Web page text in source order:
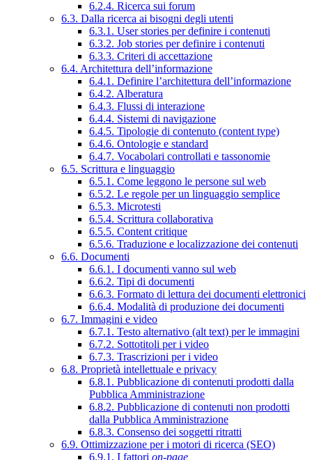
6.2.4. Ricerca sui forum
6.3. Dalla ricerca ai bisogni degli utenti
6.3.1. User stories per definire i contenuti
6.3.2. Job stories per definire i contenuti
6.3.3. Criteri di accettazione
6.4. Architettura dell’informazione
6.4.1. Definire l’architettura dell’informazione
6.4.2. Alberatura
6.4.3. Flussi di interazione
6.4.4. Sistemi di navigazione
6.4.5. Tipologie di contenuto (content type)
6.4.6. Ontologie e standard
6.4.7. Vocabolari controllati e tassonomie
6.5. Scrittura e linguaggio
6.5.1. Come leggono le persone sul web
6.5.2. Le regole per un linguaggio semplice
6.5.3. Microtesti
6.5.4. Scrittura collaborativa
6.5.5. Content critique
6.5.6. Traduzione e localizzazione dei contenuti
6.6. Documenti
6.6.1. I documenti vanno sul web
6.6.2. Tipi di documenti
6.6.3. Formato di lettura dei documenti elettronici
6.6.4. Modalità di produzione dei documenti
6.7. Immagini e video
6.7.1. Testo alternativo (alt text) per le immagini
6.7.2. Sottotitoli per i video
6.7.3. Trascrizioni per i video
6.8. Proprietà intellettuale e privacy
6.8.1. Pubblicazione di contenuti prodotti dalla
Pubblica Amministrazione
6.8.2. Pubblicazione di contenuti non prodotti
dalla Pubblica Amministrazione
6.8.3. Consenso dei soggetti ritratti
6.9. Ottimizzazione per i motori di ricerca (SEO)
6.9.1. I fattori on-page